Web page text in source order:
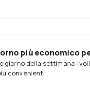
più economico
giorno della settimana i
convenienti.